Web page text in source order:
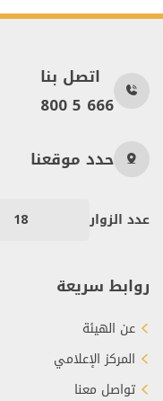
اتصل بنا
800 5 666
حدد موقعنا
عدد الزوار 18
روابط سريعة
عن الهيئة
المركز الإعلامي
تواصل معنا